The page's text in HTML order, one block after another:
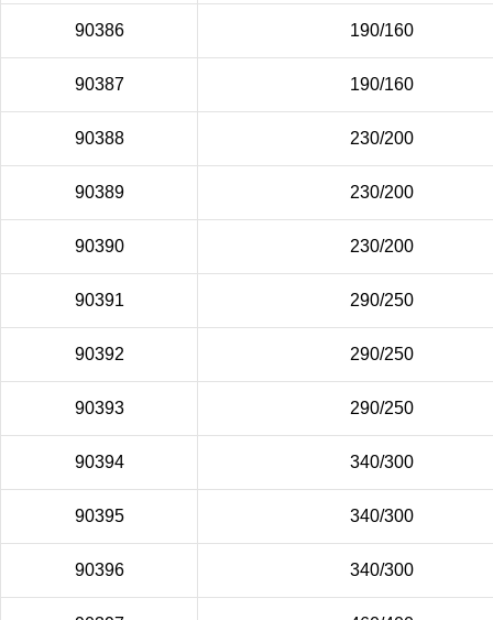
90386 190/160
90387 190/160
90388 230/200
90389 230/200
90390 230/200
90391 290/250
90392 290/250
90393 290/250
90394 340/300
90395 340/300
90396 340/300